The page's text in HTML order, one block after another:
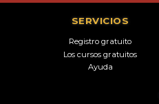
SERVICIOS
Registro gratuito
Los cursos gratuitos
Ayuda